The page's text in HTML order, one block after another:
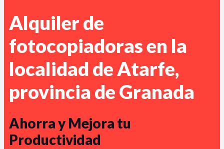
Alquiler de
fotocopiadoras en la
localidad de Atarfe,
provincia de Granada
Ahorra y Mejora tu
Productividad